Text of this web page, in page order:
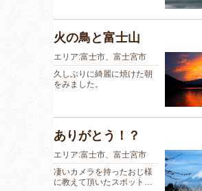
火の鳥と富士山
エリア:富士市、富士宮市
久しぶりに綺麗に焼けた朝
をみました。
ありがとう！？
エリア:富士市、富士宮市
凄いカメラを持ったおじ様
に教えて頂いたスポット…